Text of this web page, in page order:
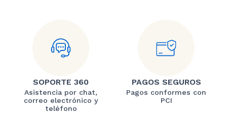
SOPORTE 360
Asistencia por chat,
correo electrónico y
teléfono
PAGOS SEGUROS
Pagos conformes con
PCI